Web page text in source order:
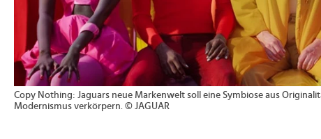
Copy Nothing: Jaguars neue Markenwelt soll eine Symbiose aus
Modernismus verkörpern. © JAGUAR